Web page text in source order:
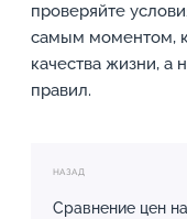
проверяйте
самым моментом,
качества жизни, а
правил.
НАЗАД
Сравнение цен